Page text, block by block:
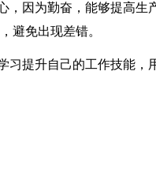
，因为勤奋，能够提高生
避免出现差错。
习提升自己的工作技能，